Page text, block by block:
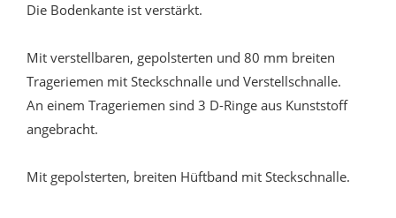
Die Bodenkante ist verstärkt.
Mit verstellbaren, gepolsterten und 80 mm breiten
Trageriemen mit Steckschnalle und Verstellschnalle.
An einem Trageriemen sind 3 D-Ringe aus Kunststoff
angebracht.
Mit gepolsterten, breiten Hüftband mit Steckschnalle.